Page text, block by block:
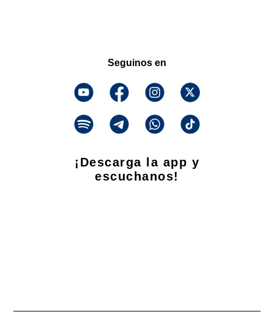
Seguinos en
¡Descarga la app y
escuchanos!